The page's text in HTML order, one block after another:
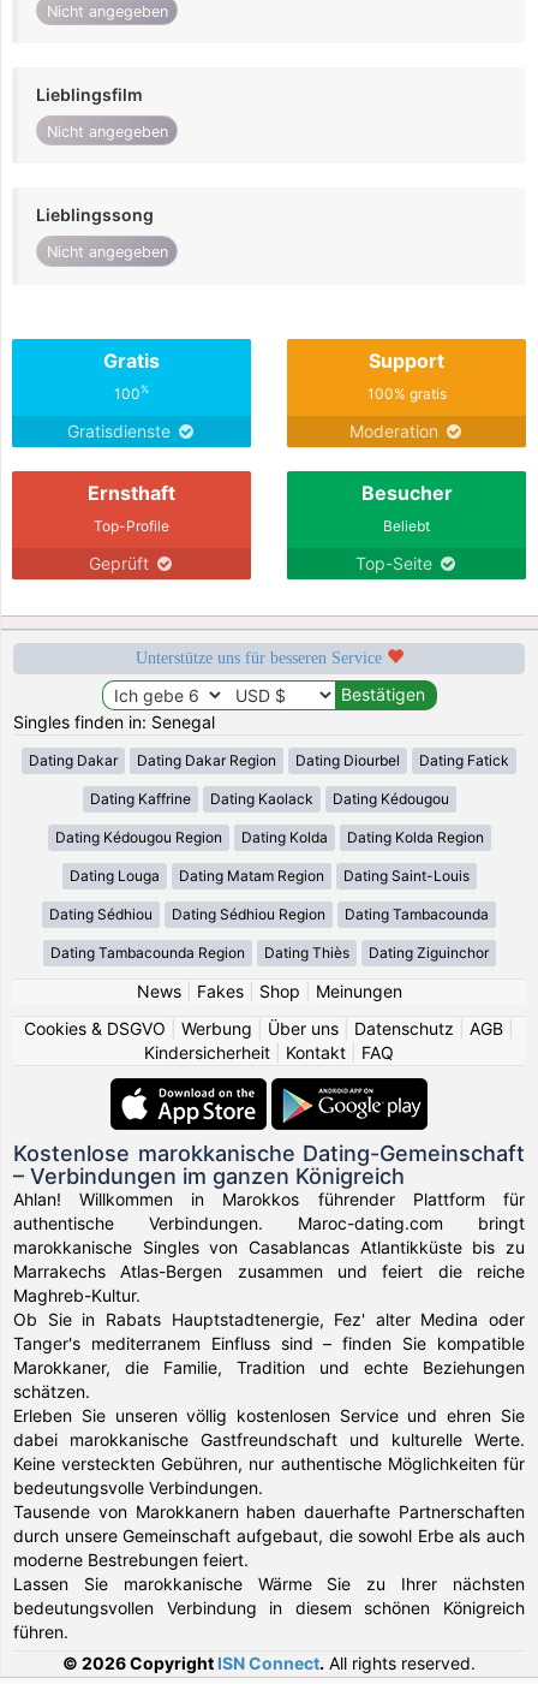
Nicht angegeben
Lieblingsfilm
Nicht angegeben
Lieblingssong
Nicht angegeben
Gratis
100%
Gratisdienste
Support
100% gratis
Moderation
Ernsthaft
Top-Profile
Geprüft
Besucher
Beliebt
Top-Seite
Unterstütze uns für besseren Service
Singles finden in: Senegal
Dating Dakar Dating Dakar Region Dating Diourbel Dating Fatick
Dating Kaffrine Dating Kaolack Dating Kédougou
Dating Kédougou Region Dating Kolda Dating Kolda Region
Dating Louga Dating Matam Region Dating Saint-Louis
Dating Sédhiou Dating Sédhiou Region Dating Tambacounda
Dating Tambacounda Region Dating Thiès Dating Ziguinchor
News| Fakes| Shop
Meinungen
Cookies & DSGVO
Werbung Über uns Datenschutz AGB
Kindersicherheit
Kontakt FAQ
Kostenlose marokkanische Dating-Gemeinschaft
– Verbindungen im ganzen Königreich
Ahlan! Willkommen in Marokkos führender Plattform für
authentische Verbindungen. Maroc-dating.com bringt
marokkanische Singles von Casablancas Atlantikküste bis zu
Marrakechs Atlas-Bergen zusammen und feiert die reiche
Maghreb-Kultur.
Ob Sie in Rabats Hauptstadtenergie, Fez' alter Medina oder
Tanger's mediterranem Einfluss sind – finden Sie kompatible
Marokkaner, die Familie, Tradition und echte Beziehungen
schätzen.
Erleben Sie unseren völlig kostenlosen Service und ehren Sie
dabei marokkanische Gastfreundschaft und kulturelle Werte.
Keine versteckten Gebühren, nur authentische Möglichkeiten für
bedeutungsvolle Verbindungen.
Tausende von Marokkanern haben dauerhafte Partnerschaften
durch unsere Gemeinschaft aufgebaut, die sowohl Erbe als auch
moderne Bestrebungen feiert.
Lassen Sie marokkanische Wärme Sie zu Ihrer nächsten
bedeutungsvollen Verbindung in diesem schönen Königreich
führen.
© 2026 Copyright ISN Connect. All rights reserved.